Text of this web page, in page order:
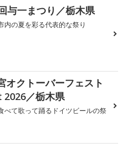
与一まつり／栃木県
内の夏を彩る代表的な祭り
オクトーバーフェスト
／栃木県
べて歌って踊るドイツビールの祭